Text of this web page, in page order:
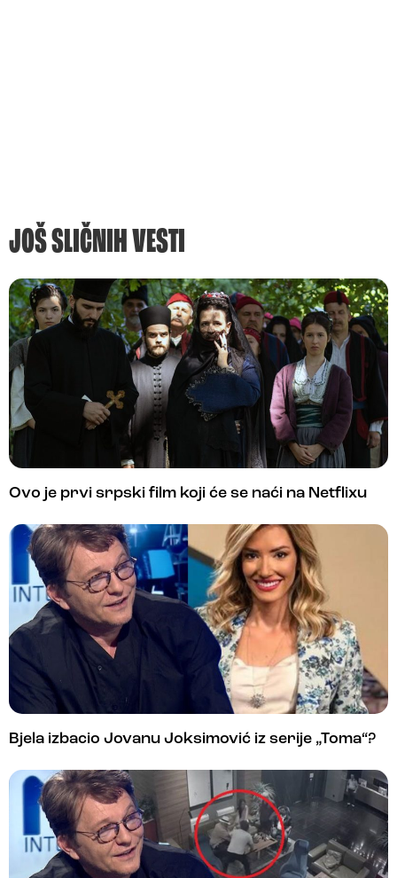
JOŠ SLIČNIH VESTI
Ovo je prvi srpski film koji će se naći na Netflixu
Bjela izbacio Jovanu Joksimović iz serije „Toma“?